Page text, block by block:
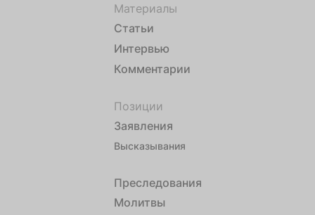
Материалы
Статьи
Интервью
Комментарии
Позиции
Заявления
Высказывания
Преследования
Молитвы